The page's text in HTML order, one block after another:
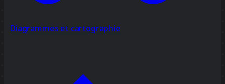
Diagrammes et cartographie